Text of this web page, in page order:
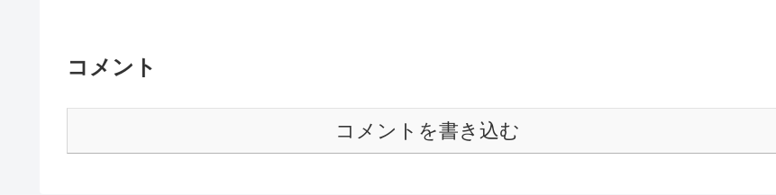
コメント
コメントを書き込む